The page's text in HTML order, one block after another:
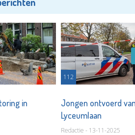
in
112
Jongen ontvoerd
Lyceumlaan
Redactie - 13-11-2025